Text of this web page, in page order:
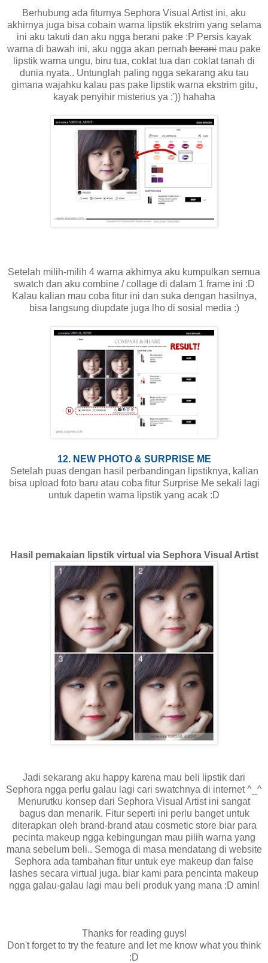
Berhubung ada fiturnya Sephora Visual Artist ini, aku
akhirnya juga bisa cobain warna lipstik ekstrim yang selama
ini aku takuti dan aku ngga berani pake :P Persis kayak
warna di bawah ini, aku ngga akan pernah berani mau pake
lipstik warna ungu, biru tua, coklat tua dan coklat tanah di
dunia nyata.. Untunglah paling ngga sekarang aku tau
gimana wajahku kalau pas pake lipstik warna ekstrim gitu,
kayak penyihir misterius ya :')) hahaha
Setelah milih-milih 4 warna akhirnya aku kumpulkan semua
swatch dan aku combine / collage di dalam 1 frame ini :D
Kalau kalian mau coba fitur ini dan suka dengan hasilnya,
bisa langsung diupdate juga lho di sosial media :)
12. NEW PHOTO & SURPRISE ME
Setelah puas dengan hasil perbandingan lipstiknya, kalian
bisa upload foto baru atau coba fitur Surprise Me sekali lagi
untuk dapetin warna lipstik yang acak :D
Hasil pemakaian lipstik virtual via Sephora Visual Artist
Jadi sekarang aku happy karena mau beli lipstik dari
Sephora ngga perlu galau lagi cari swatchnya di internet ^_^
Menurutku konsep dari Sephora Visual Artist ini sangat
bagus dan menarik. Fitur seperti ini perlu banget untuk
diterapkan oleh brand-brand atau cosmetic store biar para
pecinta makeup ngga kebingungan mau pilih warna yang
mana sebelum beli.. Semoga di masa mendatang di website
Sephora ada tambahan fitur untuk eye makeup dan false
lashes secara virtual juga. biar kami para pencinta makeup
ngga galau-galau lagi mau beli produk yang mana :D amin!
Thanks for reading guys!
Don't forget to try the feature and let me know what you think
:D